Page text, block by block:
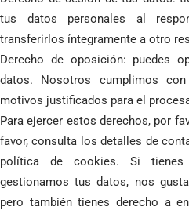
tus datos personales al
transferirlos íntegramente a otro
Derecho de oposición: puedes
datos. Nosotros cumplimos
motivos justificados para el
Para ejercer estos derechos, por
favor, consulta los detalles de
política de cookies. Si
gestionamos tus datos, nos
pero también tienes derecho a